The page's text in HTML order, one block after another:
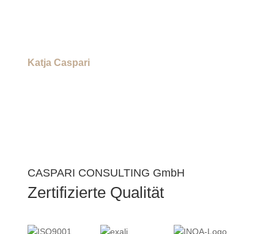
Katja Caspari
CASPARI CONSULTING GmbH
Zertifizierte Qualität